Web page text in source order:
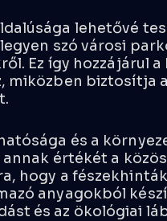
lehetővé
szó városi
Ez így hozzájárul
biztosítja
és a
értékét a
hogy a
anyagokból
és az ökológiai